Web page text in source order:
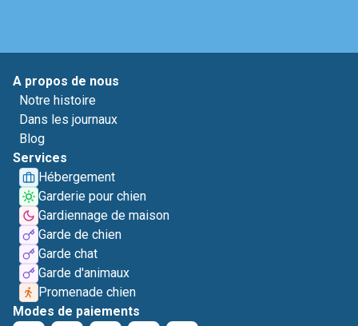
A propos de nous
Notre histoire
Dans les journaux
Blog
Services
Hébergement
Garderie pour chien
Gardiennage de maison
Garde de chien
Garde chat
Garde d'animaux
Promenade chien
Modes de paiements